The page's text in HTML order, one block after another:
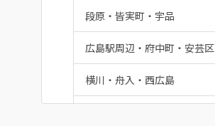
段原・皆実町・宇品
広島駅周辺・府中町・安芸区
横川・舟入・西広島